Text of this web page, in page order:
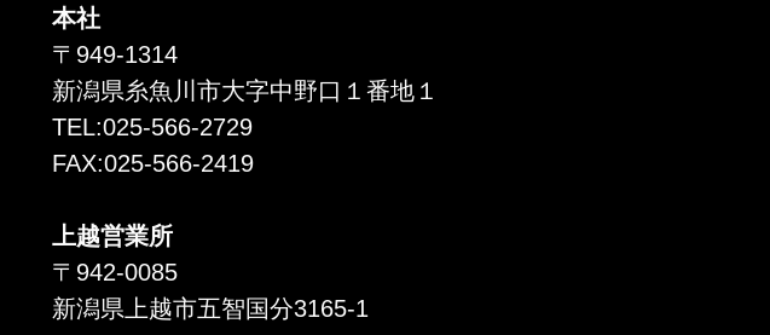
本社
〒949-1314
新潟県糸魚川市大字中野口１番地１
TEL:025-566-2729
FAX:025-566-2419
上越営業所
〒942-0085
新潟県上越市五智国分3165-1